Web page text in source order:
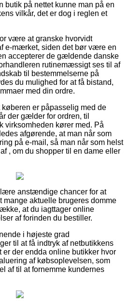
butik på nettet kunne man på en
vilkår, det er dog i reglen et
være at granske hvorvidt
e-mærket, siden det bør være en
accepterer de gældende danske
rutinemæssigt ses til af
til bestemmelserne på
du mulighed for at få bistand,
med din ordre.
er påpasselig med de
der gælder for ordren, til
virksomheden kører med. På
afgørende, at man når som
på e-mail, så man når som helst
, om du shopper til en dame eller
anstændige chancer for at
mange aktuelle brugeres domme
at du iagttager online
af forinden du bestiller.
i højeste grad
til at få indtryk af netbutikkens
er der endda online butikker hvor
af købsoplevelsen, som
af til at fornemme kundernes